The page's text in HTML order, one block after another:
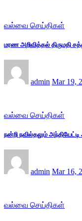
வல்வை செய்திகள்
மரண அறிவித்தல் திருமதி
admin Mar 19,
வல்வை செய்திகள்
நன்றி நவில்தலும்
admin Mar 16,
வல்வை செய்திகள்